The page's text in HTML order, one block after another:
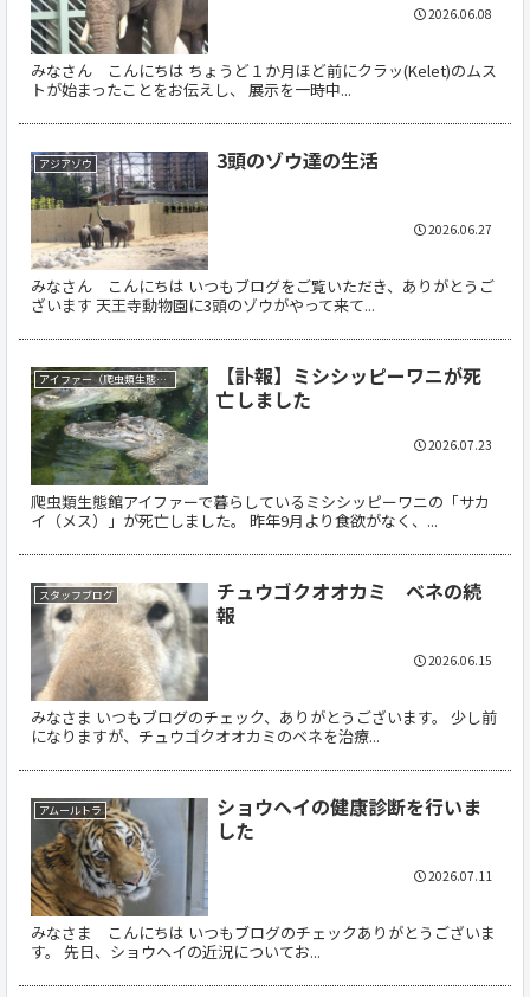
みなさん こんにちは ちょうど１か月ほど前にクラッ(Kelet)のムス
トが始まったことをお伝えし、 展示を一時中...
2026.06.08
アジアゾウ 3頭のゾウ達の生活
みなさん こんにちは いつもブログをご覧いただき、ありがとうご
ざいます 天王寺動物園に3頭のゾウがやって来て...
2026.06.27
アイファー（爬虫類生態館）
【訃報】ミシシッピーワニが死
亡しました
爬虫類生態館アイファーで暮らしているミシシッピーワニの「サカ
イ（メス）」が死亡しました。 昨年9月より食欲がなく、...
2026.07.23
スタッフブログ
チュウゴクオオカミ ベネの続
報
みなさま いつもブログのチェック、ありがとうございます。 少し前
になりますが、チュウゴクオオカミのベネを治療...
2026.06.15
アムールトラ
ショウヘイの健康診断を行いま
した
みなさま こんにちは いつもブログのチェックありがとうございま
す。 先日、ショウヘイの近況についてお...
2026.07.11